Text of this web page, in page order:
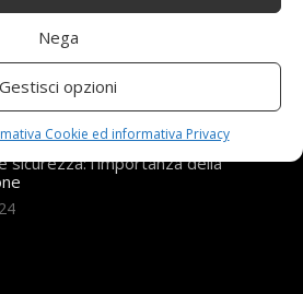
Nega
Gestisci opzioni
Cookie ed informativa Privacy
Hybrid+: i SUV si fanno ibridi
sicurezza: l’importanza della